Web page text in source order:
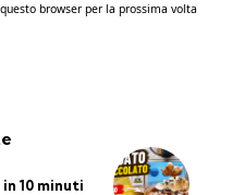
browser per la prossima volta
10 minuti